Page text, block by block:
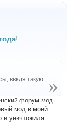
введя такую
форум мод
мод в моей
и уничтожила